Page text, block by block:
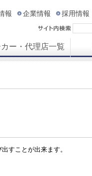
報 企業情報 採用情報
カー・代理店一覧
すことが出来ます。